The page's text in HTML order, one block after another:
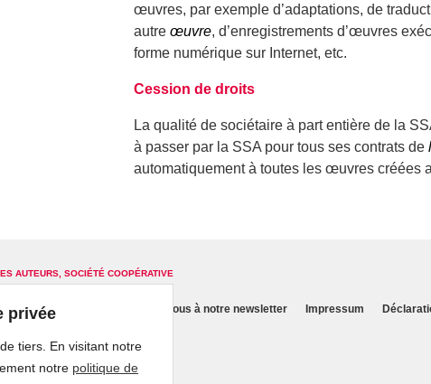
privée
tiers. En visitant notre
notre politique de
œuvres, par exemple d’adaptations, de
autre œuvre, d’enregistrements d’œuvres
forme numérique sur Internet, etc.
Cession de droits
La qualité de sociétaire à part entière de la
à passer par la SSA pour tous ses contrats de
automatiquement à toutes les œuvres créées
AUTEURS, SOCIÉTÉ COOPÉRATIVE
du site Abonnez-vous à notre newsletter Impressum